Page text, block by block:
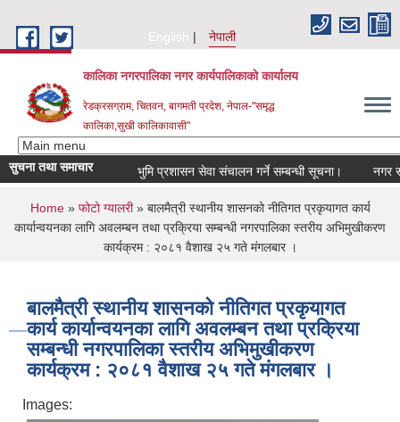
English
नेपाली
कालिका नगरपालिका नगर कार्यपालिकाकाे कार्यालय
रेडक्रसग्राम, चितवन, बागमती प्रदेश, नेपाल-"समृद्ध
कालिका,सुखी कालिकावासी"
सुचना तथा समाचार भुमि प्रशासन सेवा संचालन गर्ने सम्बन्धी सूचना। नगर सभा
You are here
Home» फोटो ग्यालरी» बालमैत्री स्थानीय शासनको नीतिगत प्रकृयागत कार्य
कार्यान्वयनका लागि अवलम्बन तथा प्रक्रिया सम्बन्धी नगरपालिका स्तरीय अभिमुखीकरण
कार्यक्रम : २०८१ वैशाख २५ गते मंगलबार ।
बालमैत्री स्थानीय शासनको नीतिगत प्रकृयागत
कार्य कार्यान्वयनका लागि अवलम्बन तथा प्रक्रिया
सम्बन्धी नगरपालिका स्तरीय अभिमुखीकरण
कार्यक्रम : २०८१ वैशाख २५ गते मंगलबार ।
Images: